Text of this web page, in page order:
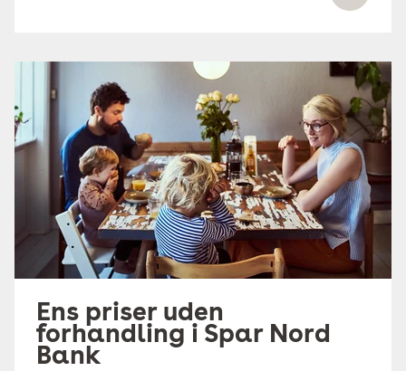
Ens priser uden
forhandling i Spar Nord
Bank